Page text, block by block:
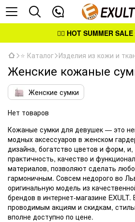
👉🏻 HOT SUMMER
⭐ Каталог Изделия из кожи и
Женские кожаные
Женские сумки
Нет товаров
Кожаные сумки для девушек — это
модных аксессуаров в женском
дизайна, богатство цветов и форм,
практичность, качество и
материалов, позволяют сделать
гармоничным. Совсем недорого во
оригинальную модель из
брендов в интернет-магазине EXULT.
проводимым акциям и скидкам,
вполне доступно по цене.